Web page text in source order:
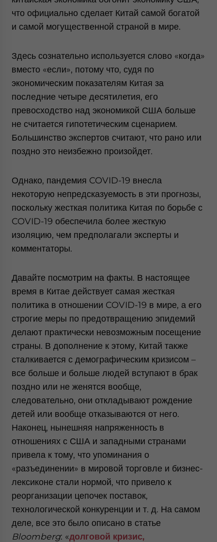
что официально сделает Китай самой богатой
и самой могущественной страной в мире.
Здесь сознательно используется слово «когда»
вместо «если», потому что, судя по
экономическим показателям Китая за
последние четыре десятилетия, его
превосходство над экономикой США больше
не считается гипотетическим сценарием.
Большинство экспертов считают, что рано или
поздно это неизбежно произойдет.
Однако, пандемия COVID-19 внесла
некоторую непредсказуемость в эти прогнозы,
поскольку жесткая политика Китая по борьбе с
COVID-19 обеспечила более жесткую
изоляцию, чем предполагали эксперты и
комментаторы.
Давайте посмотрим на факты. В настоящее
время в Китае действует самая жесткая
политика в отношении COVID-19 в мире, а его
строгие меры по предотвращению эпидемий
делают практически невозможным посещение
страны. В дополнение к этому, Китай также
сталкивается с демографическим кризисом –
все больше и больше людей вступают в брак
поздно или не женятся вообще,
следовательно, они откладывают рождение
детей или вообще отказываются от него.
Наконец, нынешняя напряженность в
отношениях с США и западными странами
привела к тому, что упоминания о
«разъединении» в мировой торговле и бизнес-
лексиконе стали нормой, что привело к
реорганизации цепочек поставок,
технологической конкуренции и т. д. На самом
деле, все это было описано в статье
Bloomberg: «долговой кризис,